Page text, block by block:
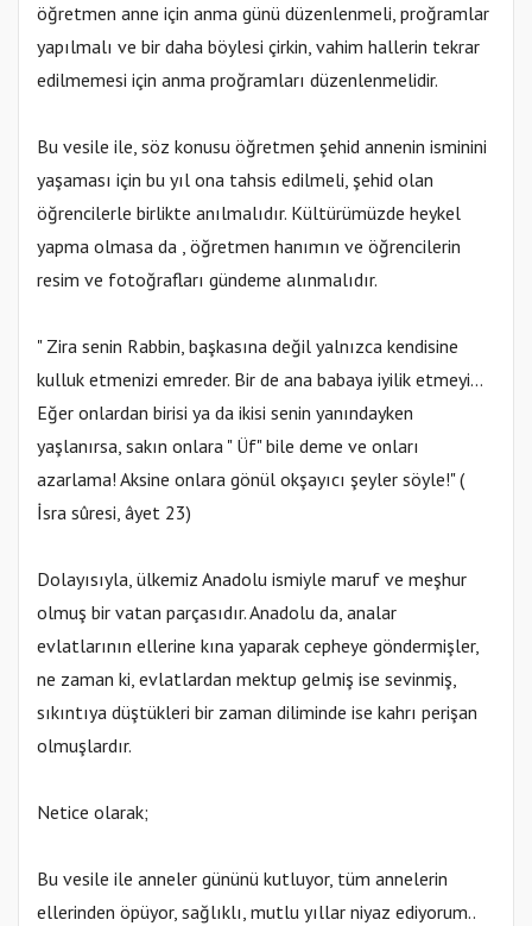
öğretmen anne için anma günü düzenlenmeli, proğramlar
yapılmalı ve bir daha böylesi çirkin, vahim hallerin tekrar
edilmemesi için anma proğramları düzenlenmelidir.
Bu vesile ile, söz konusu öğretmen şehid annenin isminini
yaşaması için bu yıl ona tahsis edilmeli, şehid olan
öğrencilerle birlikte anılmalıdır. Kültürümüzde heykel
yapma olmasa da , öğretmen hanımın ve öğrencilerin
resim ve fotoğrafları gündeme alınmalıdır.
" Zira senin Rabbin, başkasına değil yalnızca kendisine
kulluk etmenizi emreder. Bir de ana babaya iyilik etmeyi...
Eğer onlardan birisi ya da ikisi senin yanındayken
yaşlanırsa, sakın onlara " Üf" bile deme ve onları
azarlama! Aksine onlara gönül okşayıcı şeyler söyle!" (
İsra sûresi, âyet 23)
Dolayısıyla, ülkemiz Anadolu ismiyle maruf ve meşhur
olmuş bir vatan parçasıdır. Anadolu da, analar
evlatlarının ellerine kına yaparak cepheye göndermişler,
ne zaman ki, evlatlardan mektup gelmiş ise sevinmiş,
sıkıntıya düştükleri bir zaman diliminde ise kahrı perişan
olmuşlardır.
Netice olarak;
Bu vesile ile anneler gününü kutluyor, tüm annelerin
ellerinden öpüyor, sağlıklı, mutlu yıllar niyaz ediyorum..